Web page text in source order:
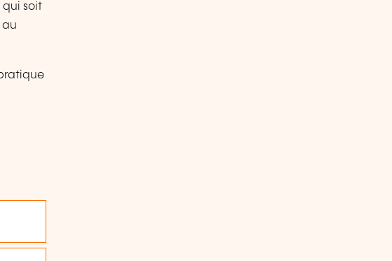
qui soit
au